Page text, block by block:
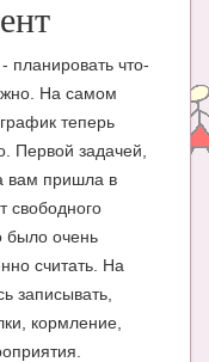
планировать что-
На самом
теперь
Первой задачей,
вам пришла в
свободного
было очень
считать. На
записывать,
кормление,